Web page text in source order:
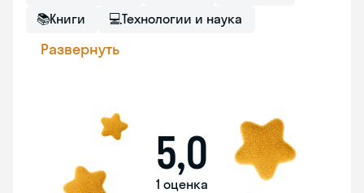
📚Книги 💻Технологии и наука
Развернуть
5,0
1 оценка